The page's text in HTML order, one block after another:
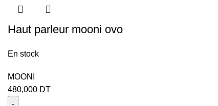
Haut parleur mooni ovo
En stock
MOONI
480,000 DT